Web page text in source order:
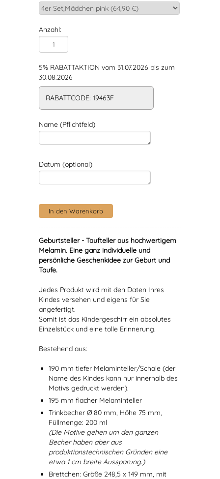
Anzahl:
5% RABATTAKTION vom 31.07.2026 bis zum
30.08.2026
RABATTCODE: 19463F
Name (Pflichtfeld)
Datum (optional)
Geburtsteller - Taufteller aus hochwertigem
Melamin. Eine ganz individuelle und
persönliche Geschenkidee zur Geburt und
Taufe.
Jedes Produkt wird mit den Daten Ihres
Kindes versehen und eigens für Sie
angefertigt.
Somit ist das Kindergeschirr ein absolutes
Einzelstück und eine tolle Erinnerung.
Bestehend aus:
190 mm tiefer Melaminteller/Schale (der
Name des Kindes kann nur innerhalb des
Motivs gedruckt werden).
195 mm flacher Melaminteller
Trinkbecher Ø 80 mm, Höhe 75 mm,
Füllmenge: 200 ml
(Die Motive gehen um den ganzen
Becher haben aber aus
produktionstechnischen Gründen eine
etwa 1 cm breite Aussparung.)
Brettchen: Größe 248,5 x 149 mm, mit